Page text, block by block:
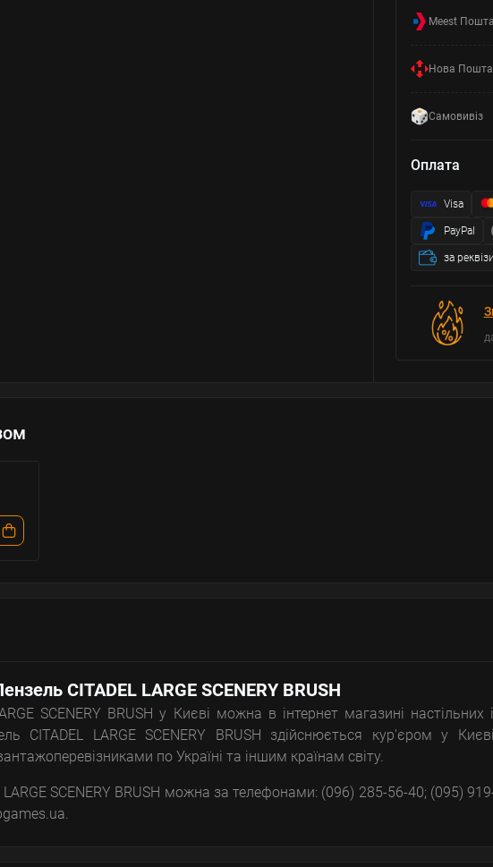
Meest
Нова Пошта
Самовивіз
Оплата
Visa
PayPal
за
CITADEL LARGE SCENERY BRUSH
SCENERY BRUSH у Києві можна в інтернет магазині настільних
CITADEL LARGE SCENERY BRUSH здійснюється кур'єром у
по Україні та іншим країнам світу.
SCENERY BRUSH можна за телефонами: (096) 285-56-40; (095)